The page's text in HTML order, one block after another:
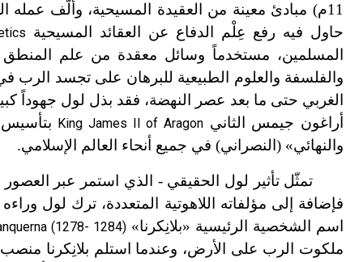
11م) مبادئ معينة من العقيدة المسيحية، وألَّف عمله الرئيسي «الفن العظيم والنهائي»
حاول فيه رفع عِلْم الدفاع عن العقائد المسيحية
المسلمين، مستخدماً وسائل معقدة من علم المنطق
والفلسفة والعلوم الطبيعية للبرهان على تجسد الرب
الغربي حتى ما بعد عصر النهضة، فقد بذل لول جهوداً
أراغون جيمس الثاني King James II of Aragon
والنهائي» (النصراني) في جميع أنحاء العالم الإسلامي.
تمثّل تأثير لول الحقيقي - الذي استمر عبر العصور
فإضافة إلى مؤلفاته اللاهوتية المتعددة، ترك لول
اسم الشخصية الرئيسية «بلانِكرنا» (1278- 1284)
ملكوت الرب على الأرض، وعندما استلم بلانِكرنا